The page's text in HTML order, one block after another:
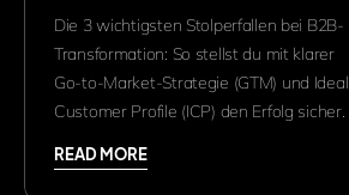
Die 3 wichtigsten Stolperfallen bei B2B-
Transformation: So stellst du mit klarer
Go-to-Market-Strategie (GTM) und Ideal
Customer Profile (ICP) den Erfolg sicher.
READ MORE